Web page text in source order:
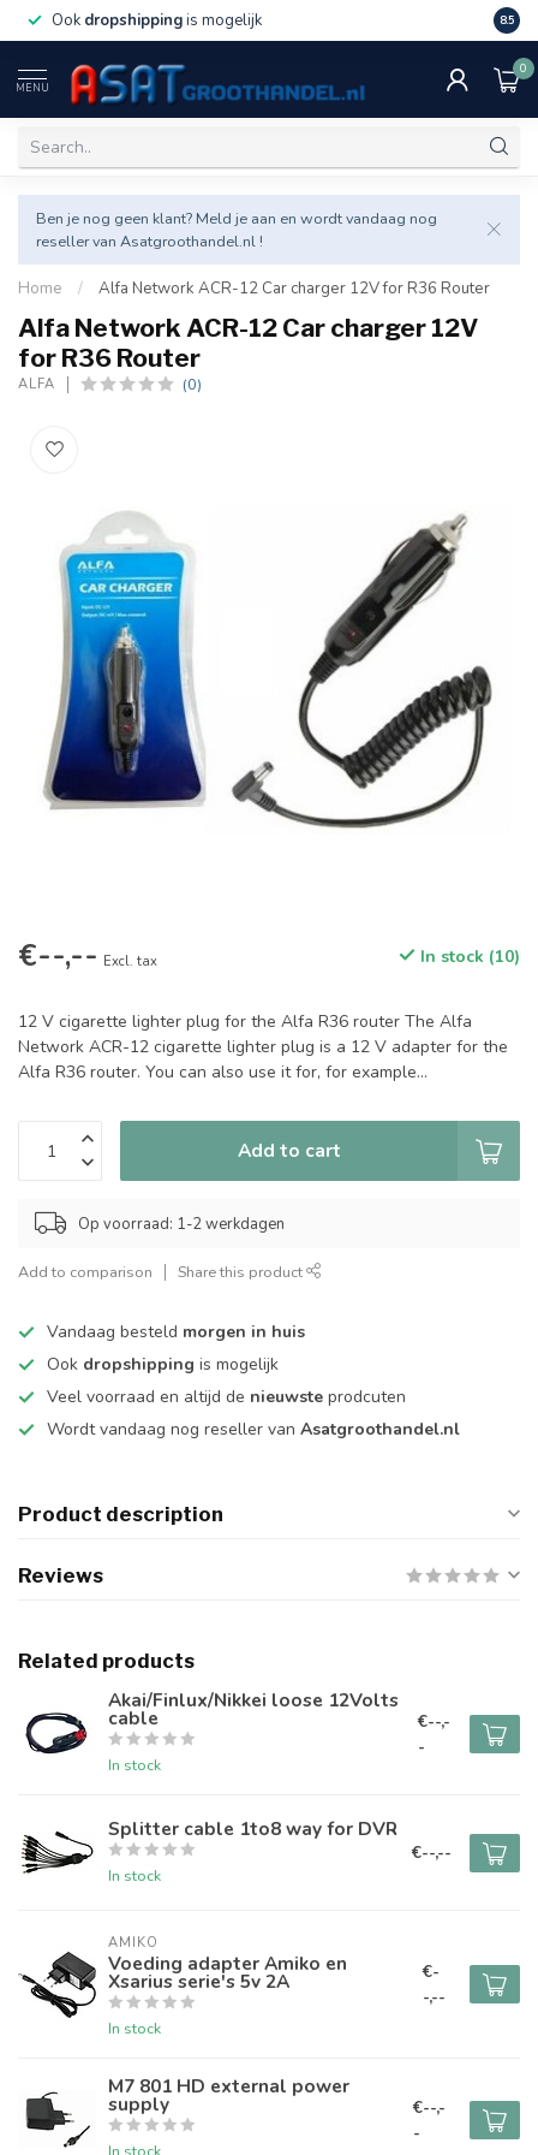
Ook dropshippingis mogelijk Veel
8.5
MENU
0
Ben je nog geen klant? Meld je aan en wordt vandaag nog
reseller van Asatgroothandel.nl !
Home / Alfa Network ACR-12 Car charger 12V for R36 Router
Alfa Network ACR-12 Car charger 12V
for R36 Router
ALFA (0)
€--,-- Excl. tax In stock (10)
12 V cigarette lighter plug for the Alfa R36 router The Alfa
Network ACR-12 cigarette lighter plug is a 12 V adapter for the
Alfa R36 router. You can also use it for, for example...
Add to cart
Op voorraad: 1-2 werkdagen
Add to comparison Share this product
Vandaag besteld morgen in huis
Ook dropshipping is mogelijk
Veel voorraad en altijd de nieuwste prodcuten
Wordt vandaag nog reseller van Asatgroothandel.nl
Product description
Reviews
Related products
Akai/Finlux/Nikkei loose 12Volts
cable
In stock
€--,-
-
Splitter cable 1to8 way for DVR
In stock
€--,--
AMIKO
Voeding adapter Amiko en
Xsarius serie's 5v 2A
In stock
€-
-,--
M7 801 HD external power
supply
In stock
€--,-
-